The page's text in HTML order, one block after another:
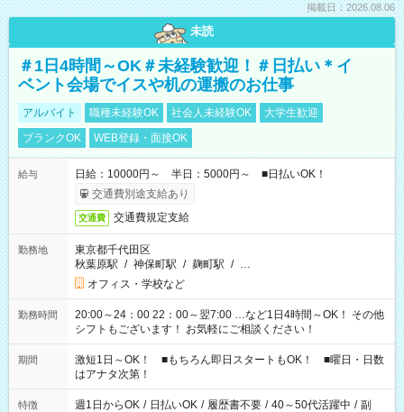
掲載日：2026.08.06
未読
＃1日4時間～OK＃未経験歓迎！＃日払い＊イ
ベント会場でイスや机の運搬のお仕事
アルバイト 職種未経験OK 社会人未経験OK
大学生歓迎
ブランクOK
WEB登録・面接OK
給与
日給：10000円～ 半日：5000円～ ■日払いOK！
交通費別途支給あり
交通費 交通費規定支給
勤務地
東京都千代田区
秋葉原駅 / 神保町駅 / 麹町駅 / …
オフィス・学校など
勤務時間
20:00～24：00 22：00～翌7:00 …など1日4時間～OK！ その他
シフトもございます！ お気軽にご相談ください！
期間
激短1日～OK！ ■もちろん即日スタートもOK！ ■曜日・日数
はアナタ次第！
特徴 週1日からOK / 日払いOK / 履歴書不要 / 40～50代活躍中 / 副